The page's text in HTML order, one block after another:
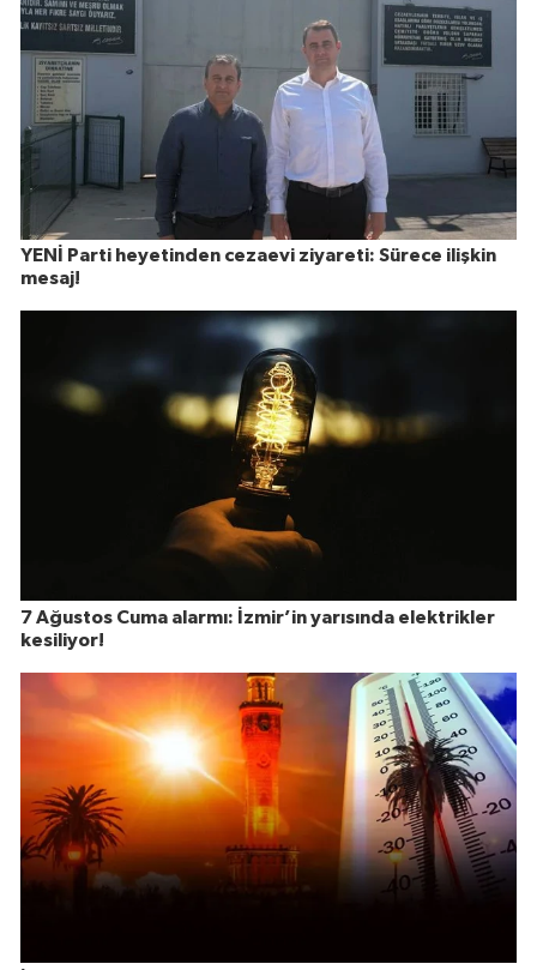
YENİ Parti heyetinden cezaevi ziyareti: Sürece ilişkin
mesaj!
7 Ağustos Cuma alarmı: İzmir’in yarısında elektrikler
kesiliyor!